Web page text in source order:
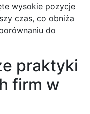
wysokie pozycje
czas, co obniża
do
praktyki
firm w